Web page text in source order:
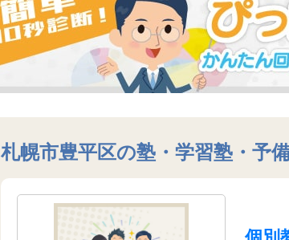
札幌市豊平区の塾・学習塾・予